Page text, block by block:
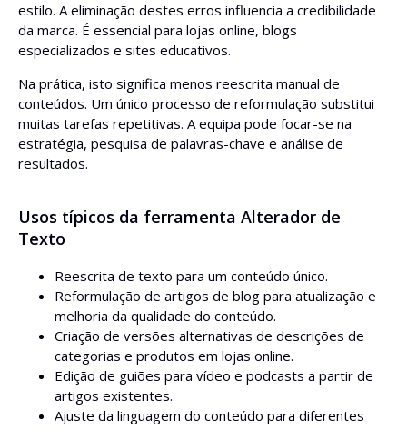
estilo. A eliminação destes erros influencia a credibilidade
da marca. É essencial para lojas online, blogs
especializados e sites educativos.
Na prática, isto significa menos reescrita manual de
conteúdos. Um único processo de reformulação substitui
muitas tarefas repetitivas. A equipa pode focar-se na
estratégia, pesquisa de palavras-chave e análise de
resultados.
Usos típicos da ferramenta Alterador de
Texto
Reescrita de texto para um conteúdo único.
Reformulação de artigos de blog para atualização e
melhoria da qualidade do conteúdo.
Criação de versões alternativas de descrições de
categorias e produtos em lojas online.
Edição de guiões para vídeo e podcasts a partir de
artigos existentes.
Ajuste da linguagem do conteúdo para diferentes